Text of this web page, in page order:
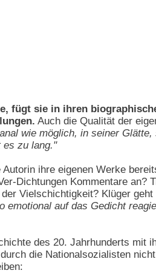
fügt sie in ihren
Auch die Qualität der
wie möglich, in seiner
es zu lang."
ihre eigenen Werke
Dichtungen Kommentare
Vielschichtigkeit? Klüger
emotional auf das Gedicht
des 20. Jahrhunderts mit
die Nationalsozialisten